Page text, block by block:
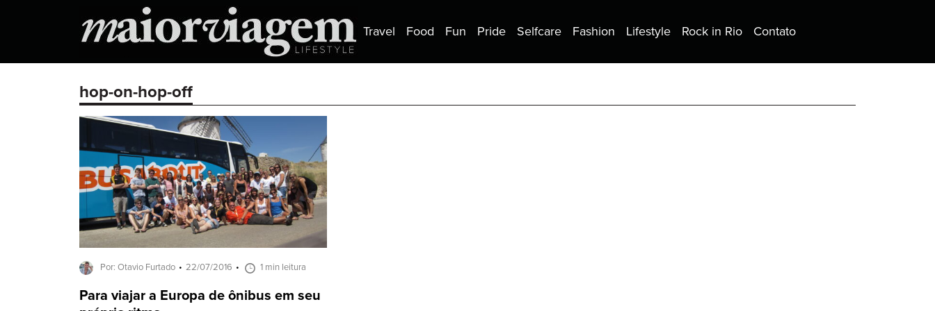
Travel Food Fun Pride Selfcare Fashion Lifestyle Rock in Rio Contato
hop-on-hop-off
Por: Otavio Furtado 22/07/2016 1 min leitura
Para viajar a Europa de ônibus em seu